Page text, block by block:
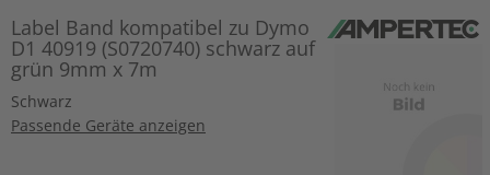
Label Band kompatibel zu Dymo
D1 40919 (S0720740) schwarz auf
grün 9mm x 7m
Schwarz
Passende Geräte anzeigen